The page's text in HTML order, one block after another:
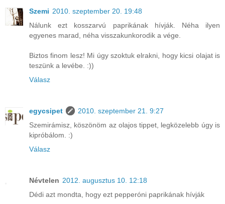
Szemi 2010. szeptember 20. 19:48
Nálunk ezt kosszarvú paprikának hívják. Néha ilyen
egyenes marad, néha visszakunkorodik a vége.
Biztos finom lesz! Mi úgy szoktuk elrakni, hogy kicsi olajat is
teszünk a levébe. :))
Válasz
egycsipet
2010. szeptember 21. 9:27
Szemirámisz, köszönöm az olajos tippet, legközelebb úgy is
kipróbálom. :)
Válasz
Névtelen 2012. augusztus 10. 12:18
Dédi azt mondta, hogy ezt pepperóni paprikának hívják